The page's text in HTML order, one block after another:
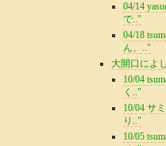
04/14
で.."
04/18
ん、.."
大開口によ
10/04
く.."
10/04 サ
り.."
10/05